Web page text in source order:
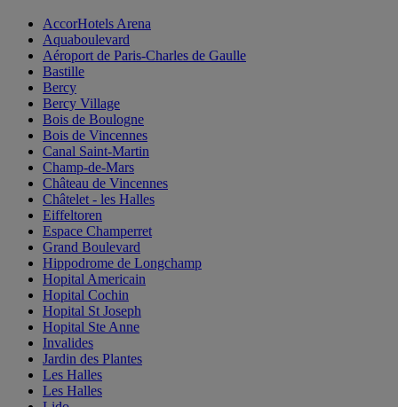
AccorHotels Arena
Aquaboulevard
Aéroport de Paris-Charles de Gaulle
Bastille
Bercy
Bercy Village
Bois de Boulogne
Bois de Vincennes
Canal Saint-Martin
Champ-de-Mars
Château de Vincennes
Châtelet - les Halles
Eiffeltoren
Espace Champerret
Grand Boulevard
Hippodrome de Longchamp
Hopital Americain
Hopital Cochin
Hopital St Joseph
Hopital Ste Anne
Invalides
Jardin des Plantes
Les Halles
Les Halles